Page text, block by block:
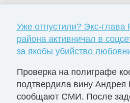
Уже отпустили? Экс-глава
района активничал в
за якобы убийство
Проверка на полиграфе
подтвердила вину Андрея
сообщают СМИ. После